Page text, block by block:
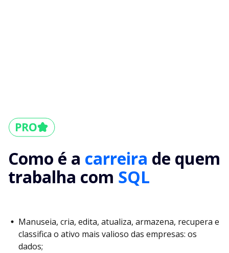
Como é a carreira de quem
trabalha com SQL
Manuseia, cria, edita, atualiza, armazena, recupera e
classifica o ativo mais valioso das empresas: os
dados;